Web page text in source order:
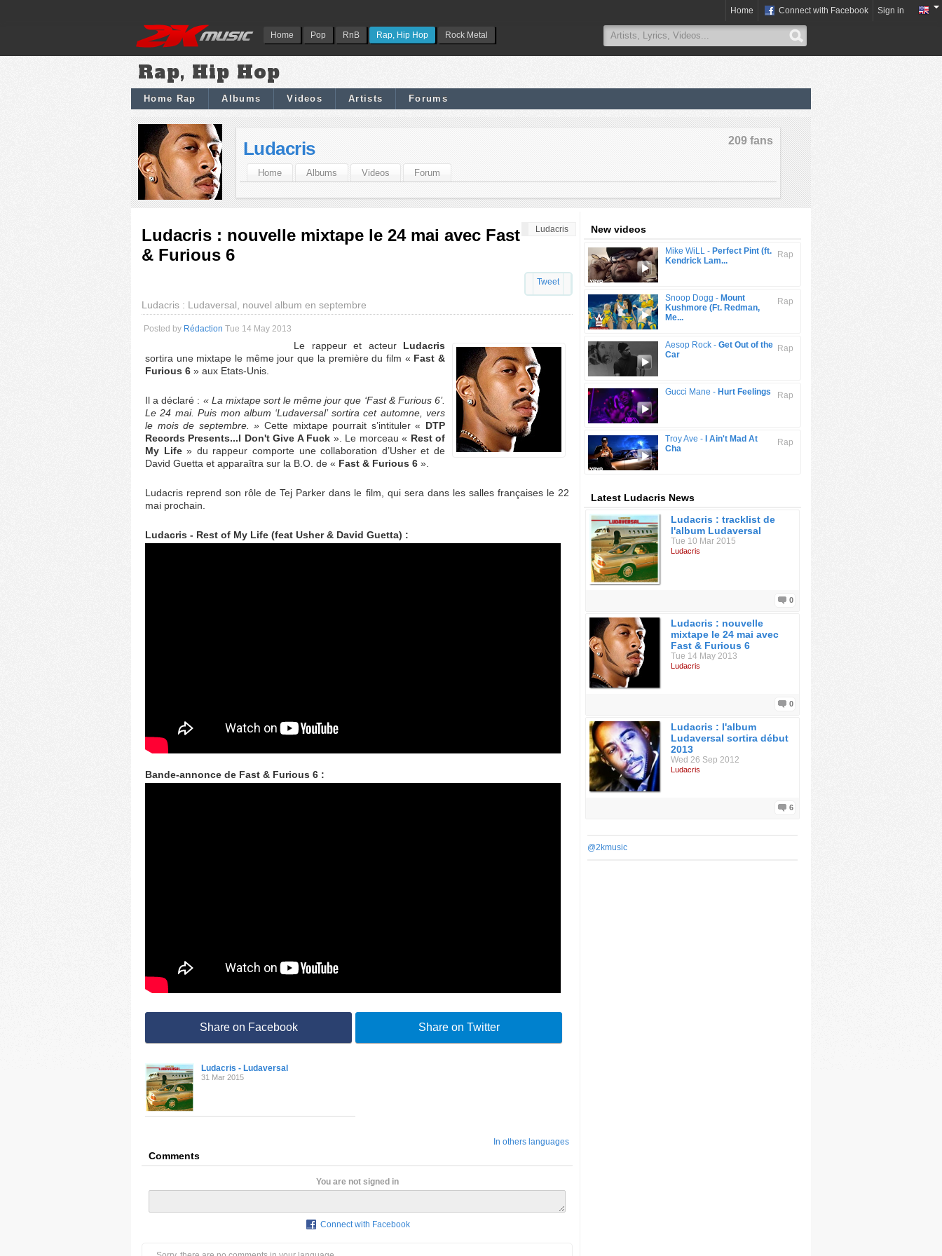
Home Pop RnB Rap, Hip Hop Rock Metal
Home Connect with Facebook Sign in
Rap, Hip Hop
Home Rap Albums Videos Artists Forums
209 fans
Ludacris
Home Albums Videos Forum
Ludacris
Ludacris : nouvelle mixtape le 24 mai avec Fast
& Furious 6
Tweet
Ludacris : Ludaversal, nouvel album en septembre
Posted by Rédaction Tue 14 May 2013
Le rappeur et acteur Ludacris
sortira une mixtape le même jour que la première du film « Fast &
Furious 6 » aux Etats-Unis.
Il a déclaré : « La mixtape sort le même jour que ‘Fast & Furious 6’.
Le 24 mai. Puis mon album ‘Ludaversal’ sortira cet automne, vers
le mois de septembre. » Cette mixtape pourrait s’intituler « DTP
Records Presents...I Don't Give A Fuck ». Le morceau « Rest of
My Life» du rappeur comporte une collaboration d’Usher et de
David Guetta et apparaîtra sur la B.O. de « Fast & Furious 6 ».
Ludacris reprend son rôle de Tej Parker dans le film, qui sera dans les salles françaises le 22
mai prochain.
Ludacris - Rest of My Life (feat Usher & David Guetta) :
Bande-annonce de Fast & Furious 6 :
Share on Facebook Share on Twitter
Ludacris - Ludaversal
31 Mar 2015
In others languages
Comments
You are not signed in
Connect with Facebook
New videos
Rap
Mike WiLL - Perfect Pint (ft.
Kendrick Lam...
Rap
Snoop Dogg - Mount
Kushmore (Ft. Redman,
Me...
Rap
Aesop Rock - Get Out of the
Car
Rap
Gucci Mane - Hurt Feelings
Rap
Troy Ave -
I Ain't Mad At
Cha
Latest Ludacris News
Ludacris : tracklist de
l'album Ludaversal
Tue 10 Mar 2015
Ludacris
0
Ludacris : nouvelle
mixtape le 24 mai avec
Fast & Furious 6
Tue 14 May 2013
Ludacris
0
Ludacris : l'album
Ludaversal sortira début
2013
Wed 26 Sep 2012
Ludacris
6
@2kmusic